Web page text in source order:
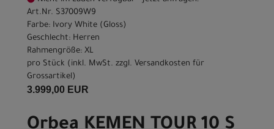
Art.Nr. S37009W9
Farbe: Ivory White (Gloss)
Geschlecht: Herren
Rahmengröße: XL
pro Stück (inkl. MwSt. zzgl. Versandkosten für
Grossartikel )
3.999,00 EUR